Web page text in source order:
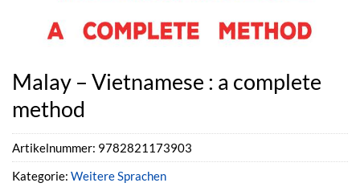
Malay – Vietnamese : a complete
method
Artikelnummer: 9782821173903
Kategorie: Weitere Sprachen